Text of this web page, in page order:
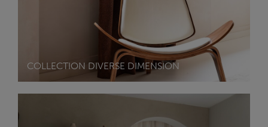
COLLECTION DIVERSE DIMENSION